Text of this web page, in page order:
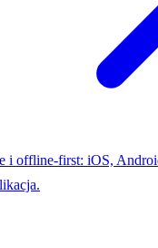
i offline-first: iOS,